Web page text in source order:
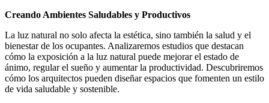
Creando Ambientes Saludables y Productivos
La luz natural no solo afecta la estética, sino también la salud y el
bienestar de los ocupantes. Analizaremos estudios que destacan
cómo la exposición a la luz natural puede mejorar el estado de
ánimo, regular el sueño y aumentar la productividad. Descubriremos
cómo los arquitectos pueden diseñar espacios que fomenten un estilo
de vida saludable y sostenible.